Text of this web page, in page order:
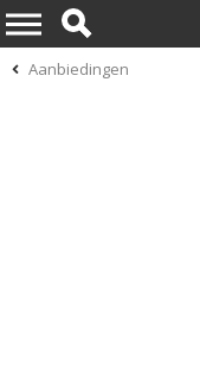
Aanbiedingen